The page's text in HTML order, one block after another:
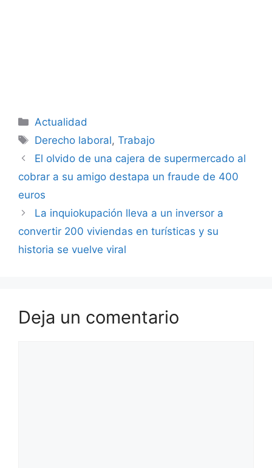
Categorías
Actualidad
Etiquetas
Derecho laboral,Trabajo
El olvido de una cajera de supermercado al
cobrar a su amigo destapa un fraude de 400
euros
La inquiokupación lleva a un inversor a
convertir 200 viviendas en turísticas y su
historia se vuelve viral
Deja un comentario